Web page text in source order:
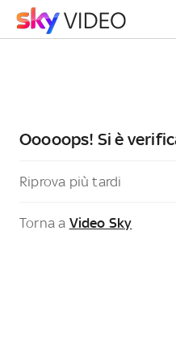
Ooooops! Si è
Riprova più tardi
Torna a Video Sky